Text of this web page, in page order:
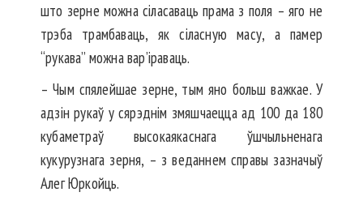
што зерне можна сіласаваць прама з поля – яго не
трэба трамбаваць, як сіласную масу, а памер
“рукава” можна вар’іраваць.
– Чым спялейшае зерне, тым яно больш важкае. У
адзін рукаў у сярэднім змяшчаецца ад 100 да 180
кубаметраў высокаякаснага ўшчыльненага
кукурузнага зерня, – з веданнем справы зазначыў
Алег Юркойць.